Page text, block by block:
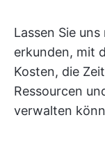
Lassen Sie
erkunden, mit
Kosten, die
Ressourcen
verwalten